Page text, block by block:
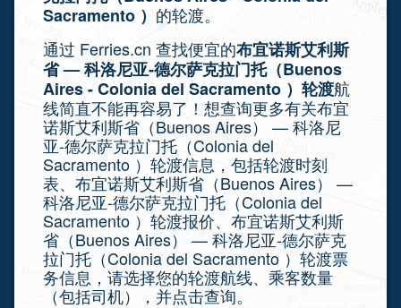
Sacramento ） 的轮渡。
通过 Ferries.cn 查找便宜的布宜诺斯艾利斯
省 — 科洛尼亚-德尔萨克拉门托（Buenos
Aires - Colonia del Sacramento ）轮渡航
线简直不能再容易了！想查询更多有关布宜
诺斯艾利斯省（Buenos Aires） — 科洛尼
亚-德尔萨克拉门托（Colonia del
Sacramento ）轮渡信息，包括轮渡时刻
表、布宜诺斯艾利斯省（Buenos Aires） —
科洛尼亚-德尔萨克拉门托（Colonia del
Sacramento ）轮渡报价、布宜诺斯艾利斯
省（Buenos Aires） — 科洛尼亚-德尔萨克
拉门托（Colonia del Sacramento ）轮渡票
务信息，请选择您的轮渡航线、乘客数量
（包括司机），并点击查询。